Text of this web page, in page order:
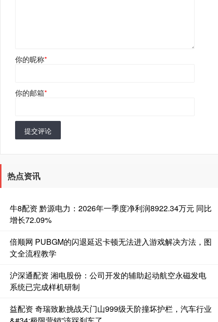
你的昵称*
你的邮箱*
提交评论
热点资讯
牛8配资 黔源电力：2026年一季度净利润8922.34万元 同比
增长72.09%
倍顺网 PUBGM的闪退延迟卡顿无法进入游戏解决方法，图
文全流程教学
沪深通配资 湘电股份：公司开发的辅助起动航空永磁发电
系统已完成样机研制
益配资 奇瑞致歉挑战天门山999级天阶撞坏护栏，汽车行业